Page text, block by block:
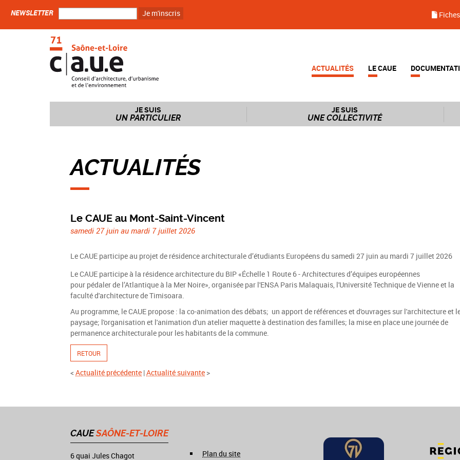
NEWSLETTER Je m'inscris
ACTUALITÉS LE CAUE
JE SUIS
UN PARTICULIER
JE SUIS
UNE COLLECTIVITÉ
ACTUALITÉS
Le CAUE au Mont-Saint-Vincent
samedi 27 juin au mardi 7 juillet 2026
Le CAUE participe au projet de résidence architecturale d’étudiants Européens du samedi 27 juin au mardi 7 juillet 2026
Le CAUE participe à la résidence architecture du BIP «Échelle 1 Route 6 - Architectures d’équipes européennes
pour pédaler de l’Atlantique à la Mer Noire», organisée par l'ENSA Paris Malaquais, l'Université Technique de Vienne et la
faculté d'architecture de Timisoara.
Au programme, le CAUE propose : la co-animation des débats; un apport de références et d'ouvrages sur l'architecture et
paysage; l'organisation et l'animation d'un atelier maquette à destination des familles; la mise en place une journée de
permanence architecturale pour les habitants de la commune.
RETOUR
< Actualité précédente |Actualité suivante >
CAUESAÔNE-ET-LOIRE
6 quai Jules Chagot
Plan du site